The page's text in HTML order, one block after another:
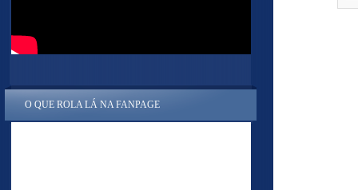
O QUE ROLA LÁ NA FANPAGE